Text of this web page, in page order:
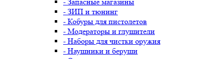
- ЗИП и тюнинг
- Кобуры для пистолетов
- Модераторы и глушители
- Наборы для чистки оружия
- Наушники и беруши